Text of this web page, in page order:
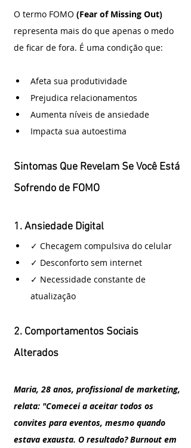
O termo FOMO (Fear of Missing Out)
representa mais do que apenas o medo
de ficar de fora. É uma condição que:
Afeta sua produtividade
Prejudica relacionamentos
Aumenta níveis de ansiedade
Impacta sua autoestima
Sintomas Que Revelam Se Você Está
Sofrendo de FOMO
1. Ansiedade Digital
✓ Checagem compulsiva do celular
✓ Desconforto sem internet
✓ Necessidade constante de
atualização
2. Comportamentos Sociais
Alterados
Maria, 28 anos, profissional de marketing,
relata: "Comecei a aceitar todos os
convites para eventos, mesmo quando
estava exausta. O resultado? Burnout em